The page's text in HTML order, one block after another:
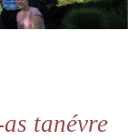
tanévre